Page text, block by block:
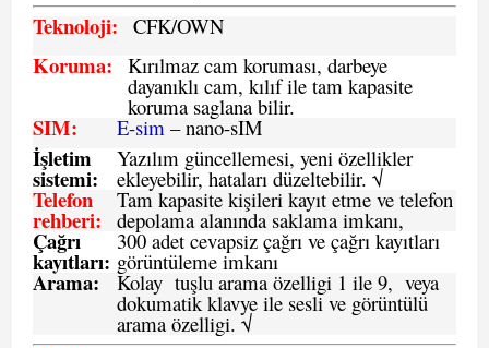
Teknoloji: CFK/OWN
Koruma: Kırılmaz cam koruması, darbeye
dayanıklı cam, kılıf ile tam kapasite
koruma saglana bilir.
SIM: E-sim – nano-sIM
İşletim
sistemi:
Yazılım güncellemesi, yeni özellikler
ekleyebilir, hataları düzeltebilir. √
Telefon
rehberi:
Tam kapasite kişileri kayıt etme ve telefon
depolama alanında saklama imkanı,
Çağrı
kayıtları:
300 adet cevapsiz çağrı ve çağrı kayıtları
görüntüleme imkanı
Arama: Kolay tuşlu arama özelligi 1 ile 9, veya
dokumatik klavye ile sesli ve görüntülü
arama özelligi. √